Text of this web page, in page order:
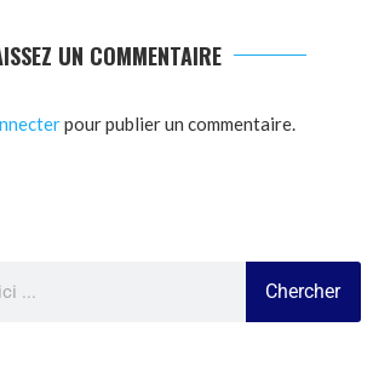
UN COMMENTAIRE
pour publier un commentaire.
Chercher